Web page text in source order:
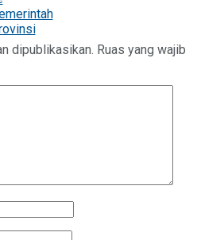
dipublikasikan. Ruas yang wajib